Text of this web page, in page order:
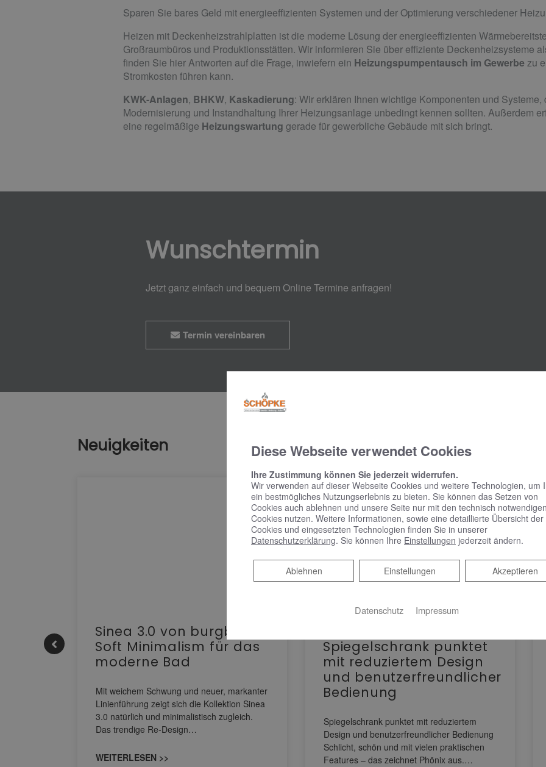
Sparen Sie bares Geld mit energieeffizienten Systemen und der Optimierung verschiedener
Heizen mit Deckenheizstrahlplatten ist die moderne Lösung der energieeffizienten
Großraumbüros und Produktionsstätten. Wir informieren Sie über effiziente Deckenheizsysteme
finden Sie hier Antworten auf die Frage, inwiefern ein Heizungspumpentausch im Gewerbe zu
Stromkosten führen kann.
KWK-Anlagen, BHKW, Kaskadierung: Wir erklären Ihnen wichtige Komponenten und
Modernisierung und Instandhaltung Ihrer Heizungsanlage unbedingt kennen sollten. Außerdem
eine regelmäßige Heizungswartung gerade für gewerbliche Gebäude mit sich bringt.
Wunschtermin
Jetzt ganz einfach und bequem Online Termine anfragen!
Termin vereinbaren
Neuigkeiten
Sinea 3.0 von burgbad:
Soft Minimalism für das
moderne Bad
Mit weichem Schwung und neuer, markanter
Linienführung zeigt sich die Kollektion Sinea
3.0 natürlich und minimalistisch zugleich.
Das trendige Re-Design…
WEITERLESEN >>
Spiegelschrank punktet
mit reduziertem Design
und benutzerfreundlicher
Bedienung
Spiegelschrank punktet mit reduziertem
Design und benutzerfreundlicher Bedienung
Schlicht, schön und mit vielen praktischen
Features – das zeichnet Phönix aus.…
Diese Webseite verwendet Cookies
Ihre Zustimmung können Sie jederzeit widerrufen.
Wir verwenden auf dieser Webseite Cookies und weitere Technologien, um
ein bestmögliches Nutzungserlebnis zu bieten. Sie können das Setzen von
Cookies auch ablehnen und unsere Seite nur mit den technisch notwendigen
Cookies nutzen. Weitere Informationen, sowie eine detaillierte Übersicht der
Cookies und eingesetzten Technologien finden Sie in unserer
Datenschutzerklärung. Sie können Ihre Einstellungen jederzeit ändern.
Akzeptieren
Einstellungen
Ablehnen
Ablehnen
Datenschutz Impressum